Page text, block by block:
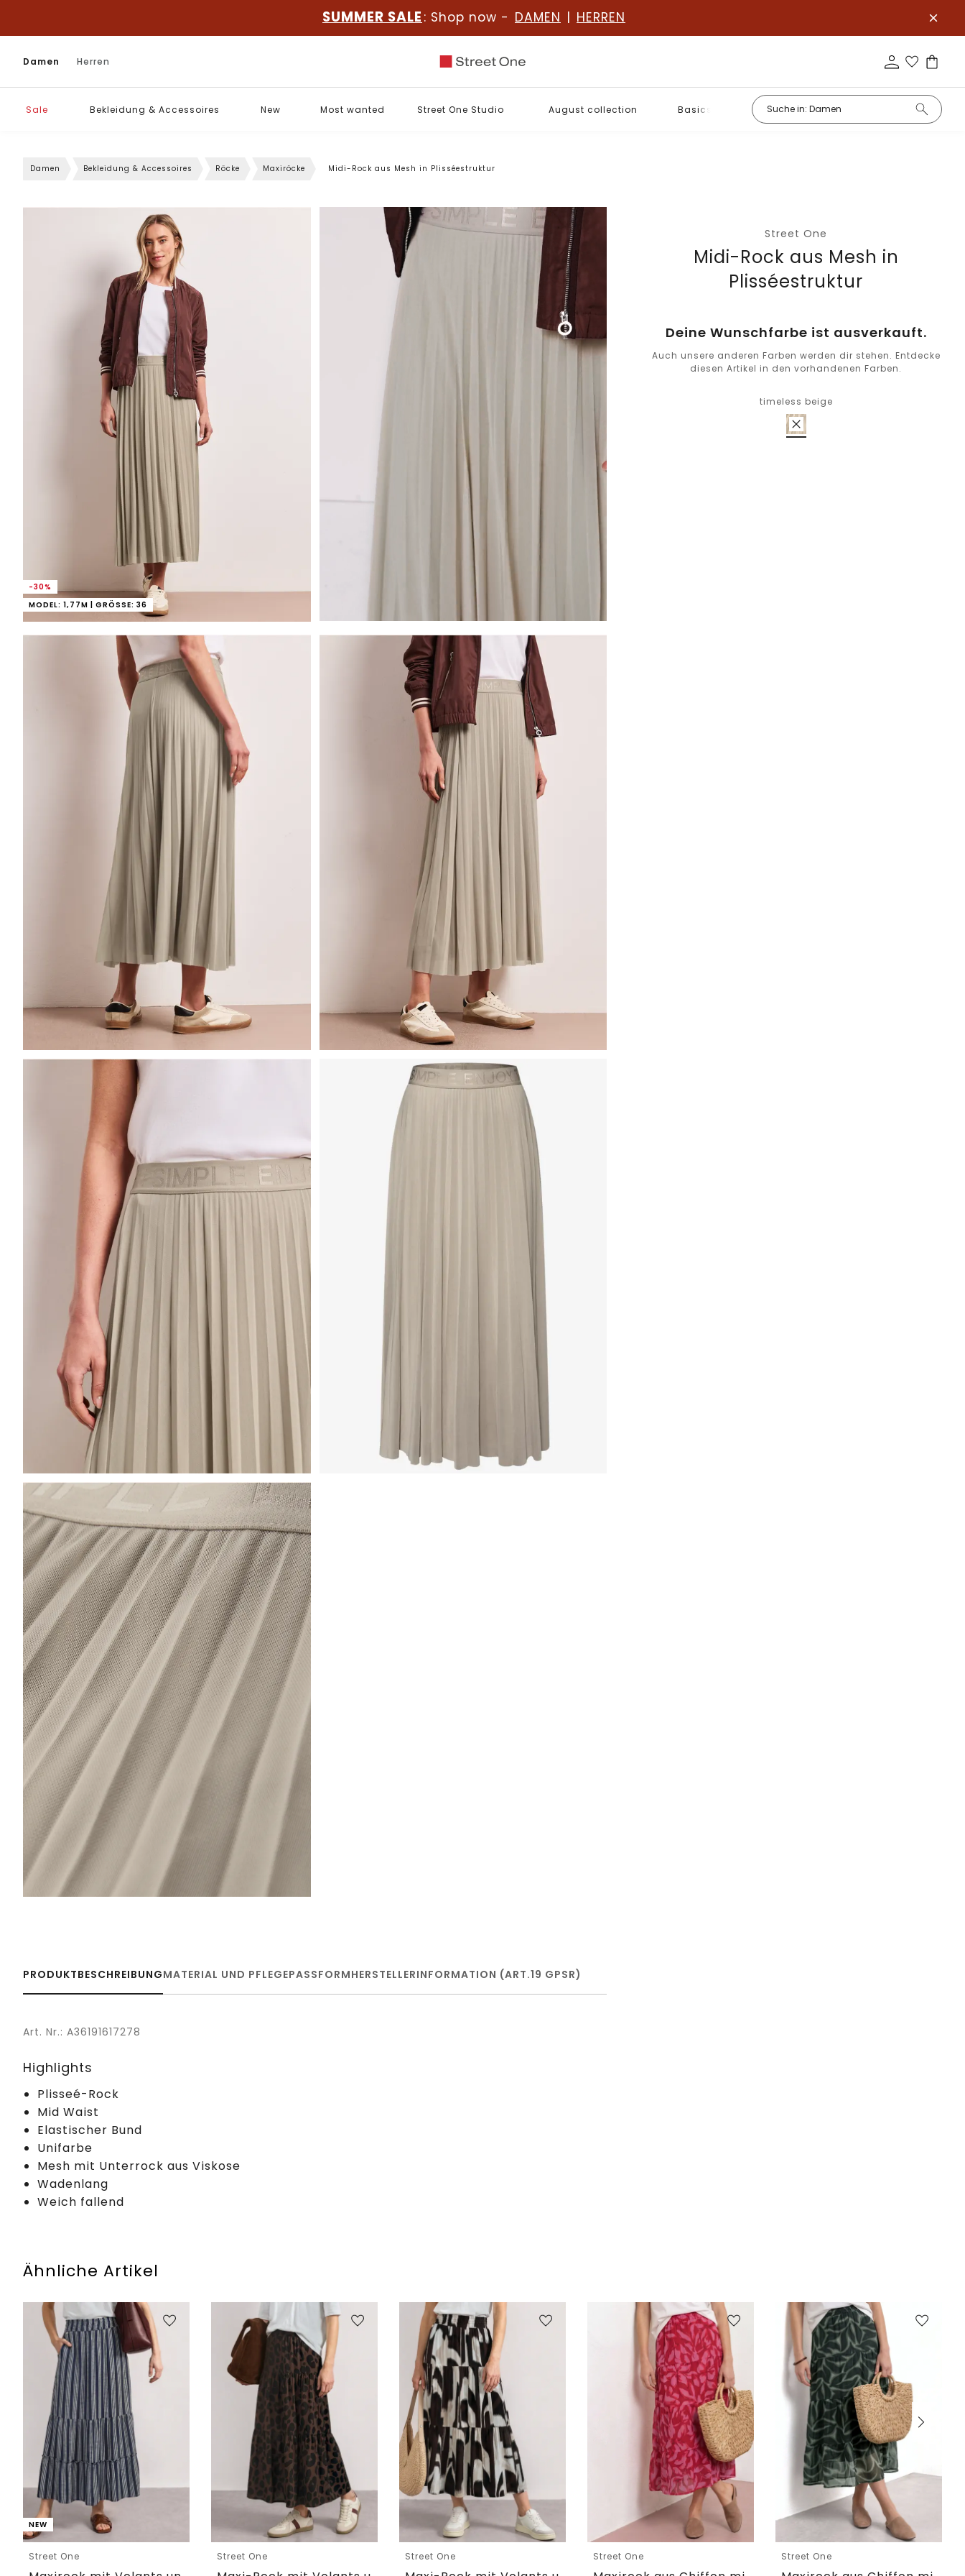
SUMMER SALE : Shop now - DAMEN | HERREN
Damen Herren
Sale Bekleidung & Accessoires New Most wanted Street One Studio August collection Basics
Damen Bekleidung & Accessoires Röcke Maxiröcke Midi-Rock aus Mesh in Plisséestruktur
-30%
MODEL: 1,77M | GRÖSSE: 36
Street One
Midi-Rock aus Mesh in
Plisséestruktur
Deine Wunschfarbe ist ausverkauft.
Auch unsere anderen Farben werden dir stehen. Entdecke
diesen Artikel in den vorhandenen Farben.
timeless beige
PRODUKTBESCHREIBUNGMATERIAL UND PFLEGEPASSFORMHERSTELLERINFORMATION (ART.19 GPSR)
Art. Nr.: A36191617278
Highlights
Plisseé-Rock
Mid Waist
Elastischer Bund
Unifarbe
Mesh mit Unterrock aus Viskose
Wadenlang
Weich fallend
Ähnliche Artikel
NEW
Street One Street One Street One Street One Street One